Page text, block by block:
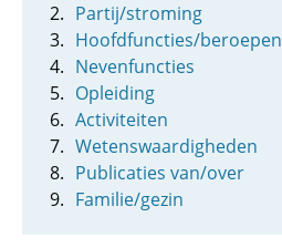
Partij/stroming
Hoofdfuncties/beroepen
Nevenfuncties
Opleiding
Activiteiten
Wetenswaardigheden
Publicaties van/over
Familie/gezin